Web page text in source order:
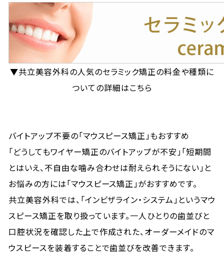
▼共立美容外科の人気のセラミック矯正の料金や種類に
ついての詳細はこちら
バイトアップ不要の「マウスピース矯正」もおすすめ
「どうしてもワイヤー矯正のバイトアップが不安」「短期間
とはいえ、不自由な噛み合わせは耐えられそうにない」と
お悩みの方には「マウスピース矯正」がおすすめです。
共立美容外科では、「インビザライン・システム」というマウ
スピース矯正を取り扱っています。一人ひとりの歯並びと
口腔状況を確認した上で作成された、オーダーメイドのマ
ウスピースを装着することで歯並びを改善できます。